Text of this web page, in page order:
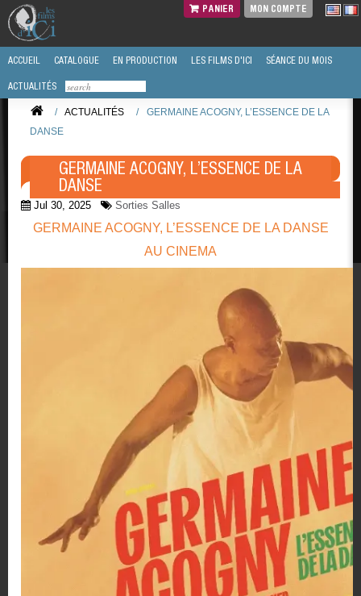
PANIER MON COMPTE
ACCUEIL CATALOGUE EN PRODUCTION LES FILMS D'ICI SÉANCE DU MOIS
ACTUALITÉS
/ ACTUALITÉS /
GERMAINE ACOGNY, L’ESSENCE DE LA
DANSE
GERMAINE ACOGNY, L’ESSENCE DE LA
DANSE
Jul 30, 2025 Sorties Salles
GERMAINE ACOGNY, L’ESSENCE DE LA DANSE
AU CINEMA